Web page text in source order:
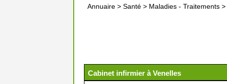
Annuaire > Santé > Maladies - Traitements >
Cabinet infirmier à Venelles